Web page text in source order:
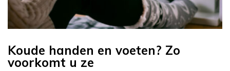
Koude handen en voeten? Zo
voorkomt u ze